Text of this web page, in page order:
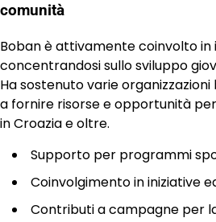
comunità
Boban è attivamente coinvolto in
concentrandosi sullo sviluppo
Ha sostenuto varie
a fornire risorse e opportunità
in Croazia e oltre.
Supporto per programmi
Coinvolgimento in iniziative
Contributi a campagne per